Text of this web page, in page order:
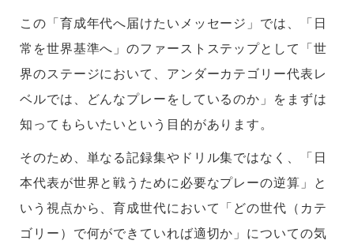
この「育成年代へ届けたいメッセージ」では、「日
常を世界基準へ」のファーストステップとして「世
界のステージにおいて、アンダーカテゴリー代表レ
ベルでは、どんなプレーをしているのか」をまずは
知ってもらいたいという目的があります。
そのため、単なる記録集やドリル集ではなく、「日
本代表が世界と戦うために必要なプレーの逆算」と
いう視点から、育成世代において「どの世代（カテ
ゴリー）で何ができていれば適切か」についての気